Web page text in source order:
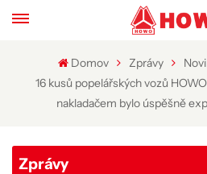
Domov Zprávy
16 kusů popelářských vozů
nakladačem bylo úspěšně
Zprávy